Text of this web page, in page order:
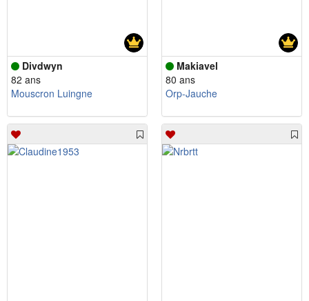
Divdwyn
82 ans
Mouscron Luingne
Makiavel
80 ans
Orp-Jauche